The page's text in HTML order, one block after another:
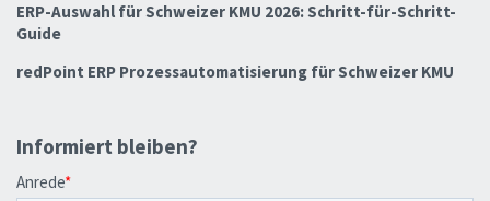
ERP-Auswahl für Schweizer KMU 2026: Schritt-für-Schritt-
Guide
redPoint ERP Prozessautomatisierung für Schweizer KMU
Informiert bleiben?